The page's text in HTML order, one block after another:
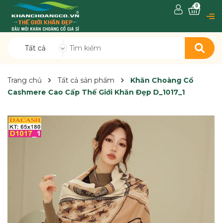
Tất cả
0
Trang chủ Tất cả sản phẩm
Khăn Choàng Cổ
Cashmere Cao Cấp Thế Giới Khăn Đẹp D_1017_1